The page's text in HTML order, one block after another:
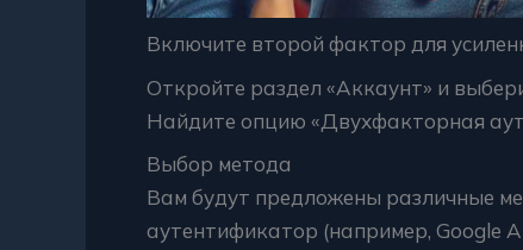
Включите второй фактор для
Откройте раздел «Аккаунт» и
Найдите опцию «Двухфакторная
Выбор метода
Вам будут предложены различные
аутентификатор (например, Google